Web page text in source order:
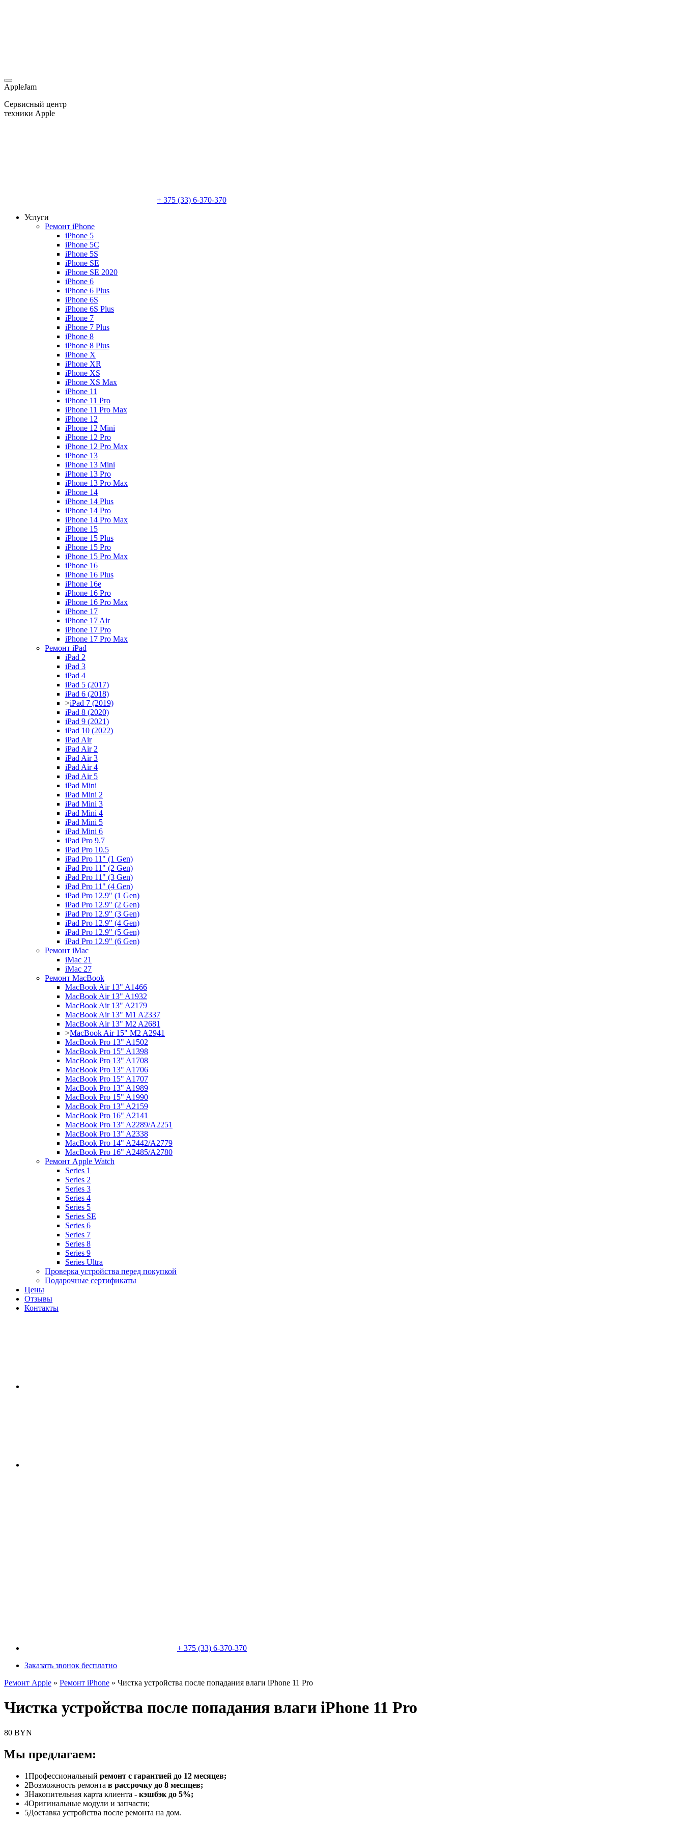
AppleJam
Сервисный центр
техники Apple
+ 375 (33) 6-370-370
Услуги
Ремонт iPhone
iPhone 5
iPhone 5C
iPhone 5S
iPhone SE
iPhone SE 2020
iPhone 6
iPhone 6 Plus
iPhone 6S
iPhone 6S Plus
iPhone 7
iPhone 7 Plus
iPhone 8
iPhone 8 Plus
iPhone X
iPhone XR
iPhone XS
iPhone XS Max
iPhone 11
iPhone 11 Pro
iPhone 11 Pro Max
iPhone 12
iPhone 12 Mini
iPhone 12 Pro
iPhone 12 Pro Max
iPhone 13
iPhone 13 Mini
iPhone 13 Pro
iPhone 13 Pro Max
iPhone 14
iPhone 14 Plus
iPhone 14 Pro
iPhone 14 Pro Max
iPhone 15
iPhone 15 Plus
iPhone 15 Pro
iPhone 15 Pro Max
iPhone 16
iPhone 16 Plus
iPhone 16e
iPhone 16 Pro
iPhone 16 Pro Max
iPhone 17
iPhone 17 Air
iPhone 17 Pro
iPhone 17 Pro Max
Ремонт iPad
iPad 2
iPad 3
iPad 4
iPad 5 (2017)
iPad 6 (2018)
>iPad 7 (2019)
iPad 8 (2020)
iPad 9 (2021)
iPad 10 (2022)
iPad Air
iPad Air 2
iPad Air 3
iPad Air 4
iPad Air 5
iPad Mini
iPad Mini 2
iPad Mini 3
iPad Mini 4
iPad Mini 5
iPad Mini 6
iPad Pro 9.7
iPad Pro 10.5
iPad Pro 11" (1 Gen)
iPad Pro 11" (2 Gen)
iPad Pro 11" (3 Gen)
iPad Pro 11" (4 Gen)
iPad Pro 12.9" (1 Gen)
iPad Pro 12.9" (2 Gen)
iPad Pro 12.9" (3 Gen)
iPad Pro 12.9" (4 Gen)
iPad Pro 12.9" (5 Gen)
iPad Pro 12.9" (6 Gen)
Ремонт iMac
iMac 21
iMac 27
Ремонт MacBook
MacBook Air 13" A1466
MacBook Air 13" A1932
MacBook Air 13" A2179
MacBook Air 13" M1 A2337
MacBook Air 13" M2 A2681
>MacBook Air 15" M2 A2941
MacBook Pro 13" A1502
MacBook Pro 15" A1398
MacBook Pro 13" A1708
MacBook Pro 13" A1706
MacBook Pro 15" A1707
MacBook Pro 13" A1989
MacBook Pro 15" A1990
MacBook Pro 13" A2159
MacBook Pro 16" A2141
MacBook Pro 13" A2289/A2251
MacBook Pro 13" A2338
MacBook Pro 14" A2442/A2779
MacBook Pro 16" A2485/A2780
Ремонт Apple Watch
Series 1
Series 2
Series 3
Series 4
Series 5
Series SE
Series 6
Series 7
Series 8
Series 9
Series Ultra
Проверка устройства перед покупкой
Подарочные сертификаты
Цены
Отзывы
Контакты
+ 375 (33) 6-370-370
Заказать звонок бесплатно
Ремонт Apple » Ремонт iPhone » Чистка устройства после попадания влаги iPhone 11 Pro
Чистка устройства после попадания влаги iPhone 11 Pro
80 BYN
Мы предлагаем:
1Профессиональный ремонт с гарантией до 12 месяцев;
2Возможность ремонта в рассрочку до 8 месяцев;
3Накопительная карта клиента - кэшбэк до 5%;
4Оригинальные модули и запчасти;
5Доставка устройства после ремонта на дом.